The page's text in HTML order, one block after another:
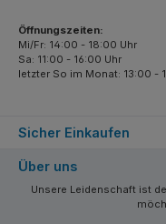
Sicher Einkaufen
Öffnungszeiten:
Mi/Fr: 14:00 - 18:00 Uhr
Sa: 11:00 - 16:00 Uhr
letzter So im Monat: 13:00 -
Über uns
Unsere Leidenschaft ist